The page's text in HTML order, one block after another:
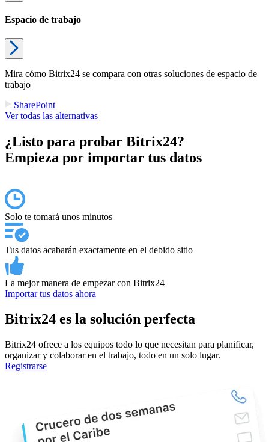
Espacio de trabajo
Mira cómo Bitrix24 se compara con otras soluciones de espacio de
trabajo
SharePoint
Ver todas las alternativas
¿Listo para probar Bitrix24?
Empieza por importar tus datos
Solo te tomará unos minutos
Tus datos acabarán exactamente en el debido sitio
La mejor manera de empezar con Bitrix24
Importar tus datos ahora
Bitrix24 es la solución perfecta
Bitrix24 ofrece a los equipos todo lo que necesitan para planificar,
organizar y colaborar en el trabajo, todo en un solo lugar.
Registrarse